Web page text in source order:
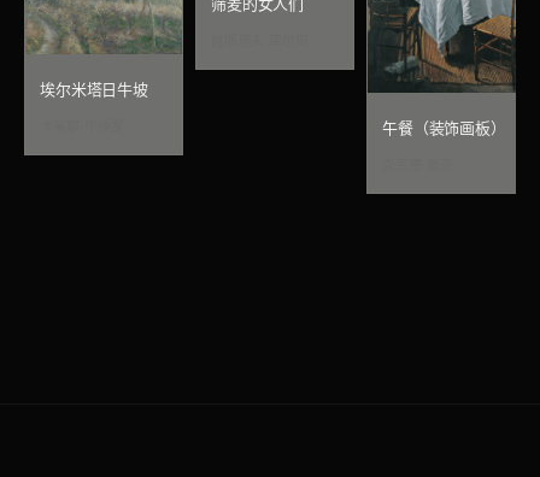
埃尔米塔日牛坡
筛麦的女人们
午餐（装饰画板）